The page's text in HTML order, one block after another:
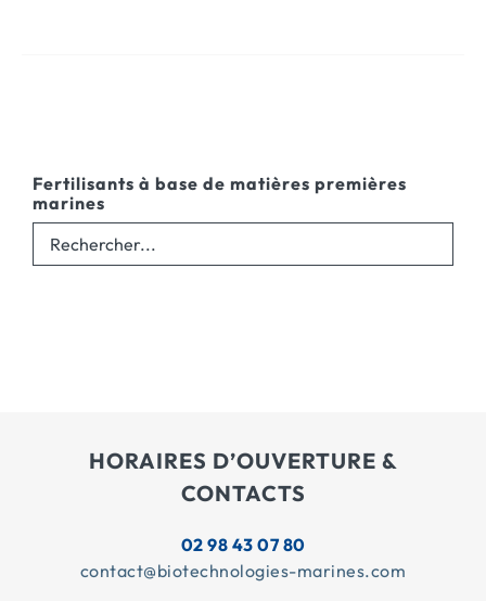
Fertilisants à base de matières premières
marines
HORAIRES D’OUVERTURE &
CONTACTS
02 98 43 07 80
contact@biotechnologies-marines.com